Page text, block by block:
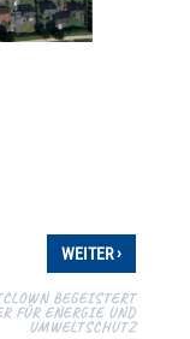
WEITER›
BEGEISTERT
FÜR ENERGIE UND
UMWELTSCHUTZ